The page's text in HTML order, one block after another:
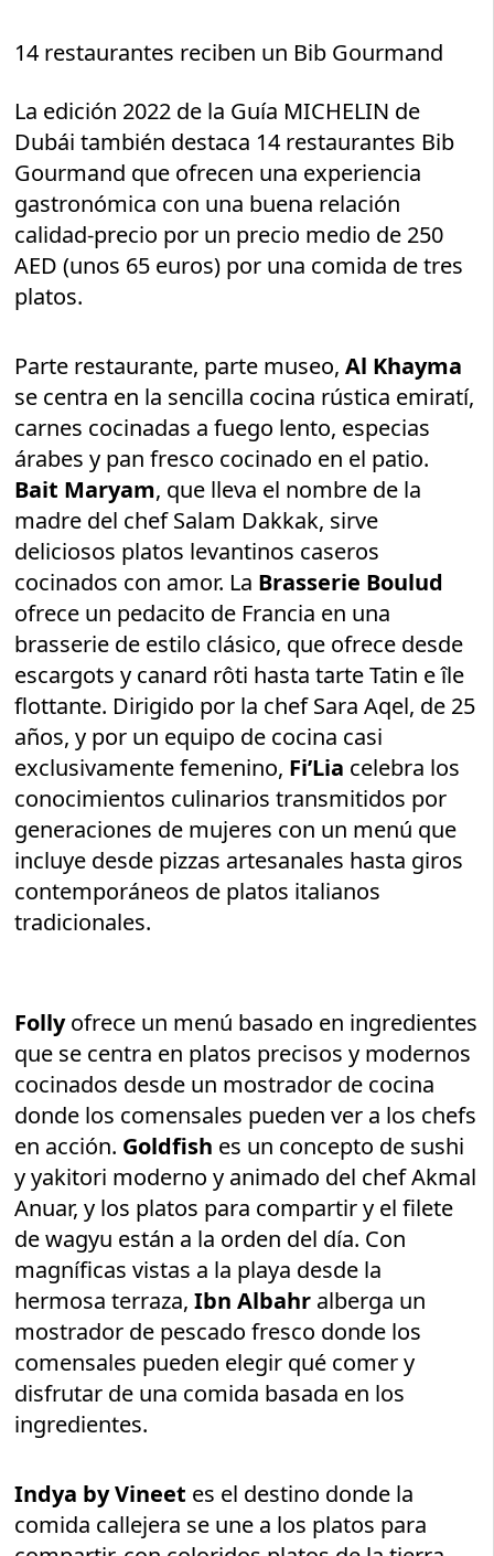
14 restaurantes reciben un Bib Gourmand
La edición 2022 de la Guía MICHELIN de
Dubái también destaca 14 restaurantes Bib
Gourmand que ofrecen una experiencia
gastronómica con una buena relación
calidad-precio por un precio medio de 250
AED (unos 65 euros) por una comida de tres
platos.
Parte restaurante, parte museo, Al Khayma
se centra en la sencilla cocina rústica emiratí,
carnes cocinadas a fuego lento, especias
árabes y pan fresco cocinado en el patio.
Bait Maryam, que lleva el nombre de la
madre del chef Salam Dakkak, sirve
deliciosos platos levantinos caseros
cocinados con amor. La Brasserie Boulud
ofrece un pedacito de Francia en una
brasserie de estilo clásico, que ofrece desde
escargots y canard rôti hasta tarte Tatin e île
flottante. Dirigido por la chef Sara Aqel, de 25
años, y por un equipo de cocina casi
exclusivamente femenino, Fi’Lia celebra los
conocimientos culinarios transmitidos por
generaciones de mujeres con un menú que
incluye desde pizzas artesanales hasta giros
contemporáneos de platos italianos
tradicionales.
Follyofrece un menú basado en ingredientes
que se centra en platos precisos y modernos
cocinados desde un mostrador de cocina
donde los comensales pueden ver a los chefs
en acción. Goldfish es un concepto de sushi
y yakitori moderno y animado del chef Akmal
Anuar, y los platos para compartir y el filete
de wagyu están a la orden del día. Con
magníficas vistas a la playa desde la
hermosa terraza,Ibn Albahr alberga un
mostrador de pescado fresco donde los
comensales pueden elegir qué comer y
disfrutar de una comida basada en los
ingredientes.
Indya by Vineet es el destino donde la
comida callejera se une a los platos para